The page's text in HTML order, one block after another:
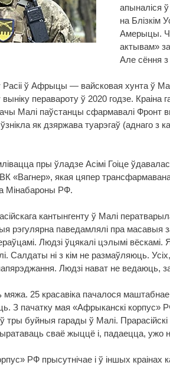
апыналіся
на Блізкім
Амерыцы.
актывам»
Але сёння з
Расіі ў Афрыцы — вайсковая хунта ў
перавароту ў 2020 годзе. Краіна
Малі паўстанцы сфармавалі Фронт
як дзяржава туарэгаў (аднаго
пры ўладзе Асімі Гоіце
«Вагнер», якая цяпер
Мінабароны РФ.
кантынгенту ў Малі
рэгулярна паведамлялі пра масавыя
Людзі ўцякалі цэлымі вёскамі.
Салдаты ні з кім не размаўляюць.
Людзі нават не ведаюць,
25 красавіка пачалося маштабнае
З пачатку мая «Афрыканскі корпус»
тры буйныя гарады ў Малі.
сваё жыццё і, падаецца, ужо
РФ прысутнічае і ў іншых